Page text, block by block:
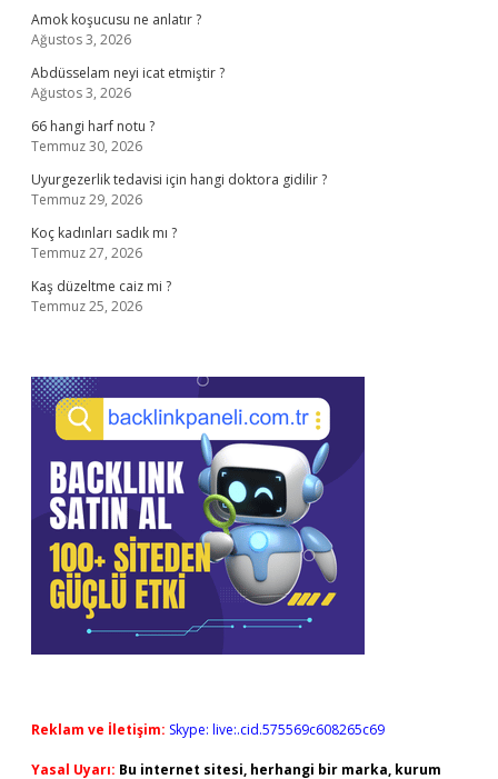
Amok koşucusu ne anlatır ?
Ağustos 3, 2026
Abdüsselam neyi icat etmiştir ?
Ağustos 3, 2026
66 hangi harf notu ?
Temmuz 30, 2026
Uyurgezerlik tedavisi için hangi doktora gidilir ?
Temmuz 29, 2026
Koç kadınları sadık mı ?
Temmuz 27, 2026
Kaş düzeltme caiz mi ?
Temmuz 25, 2026
Reklam ve İletişim: Skype: live:.cid.575569c608265c69
Yasal Uyarı: Bu internet sitesi, herhangi bir marka, kurum